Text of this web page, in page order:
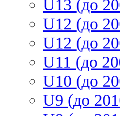
U13 (до
U12 (до
U12 (до
U11 (до
U10 (до
U9 (до